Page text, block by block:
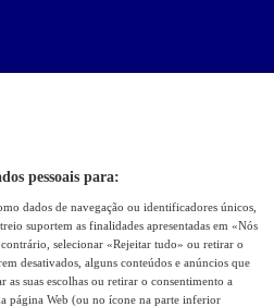
pessoais para:
dados de navegação ou identificadores únicos,
suportem as finalidades apresentadas em «Nós
contrário, selecionar «Rejeitar tudo» ou retirar o
desativados, alguns conteúdos e anúncios que
as suas escolhas ou retirar o consentimento a
página Web (ou no ícone na parte inferior